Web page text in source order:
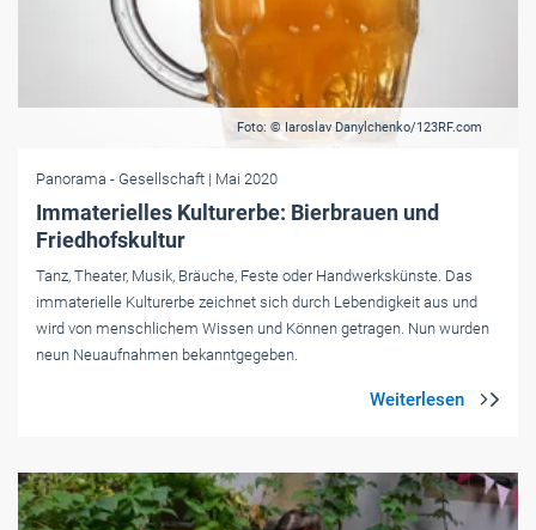
Foto: © Iaroslav Danylchenko/123RF.com
Panorama - Gesellschaft | Mai 2020
Immaterielles Kulturerbe: Bierbrauen und
Friedhofskultur
Tanz, Theater, Musik, Bräuche, Feste oder Handwerkskünste. Das
immaterielle Kulturerbe zeichnet sich durch Lebendigkeit aus und
wird von menschlichem Wissen und Können getragen. Nun wurden
neun Neuaufnahmen bekanntgegeben.